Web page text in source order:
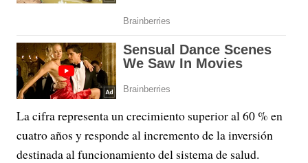
La cifra representa un crecimiento superior al 60 % en
cuatro años y responde al incremento de la inversión
destinada al funcionamiento del sistema de salud.